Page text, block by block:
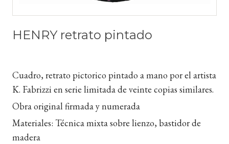
HENRY retrato pintado
Cuadro, retrato pictorico pintado a mano por el artista
K. Fabrizzi en serie limitada de veinte copias similares.
Obra original firmada y numerada
Materiales: Técnica mixta sobre lienzo, bastidor de
madera